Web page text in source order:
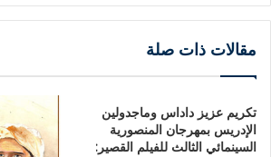
مقالات ذات صلة
تكريم عزيز داداس وماجدولين
الإدريس بمهرجان المنصورية
السينمائي الثالث للفيلم القصير: